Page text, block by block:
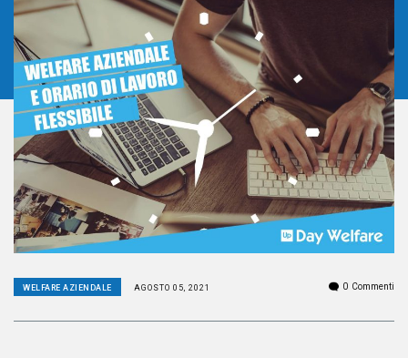
WELFARE AZIENDALE AGOSTO 05, 2021 0 Commenti